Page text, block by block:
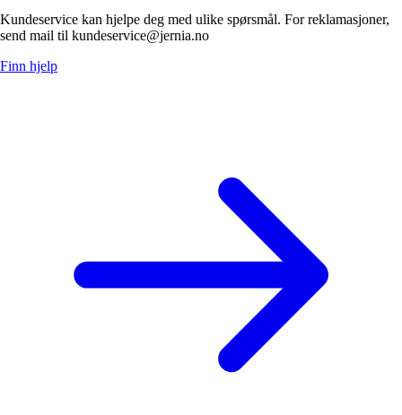
Kundeservice kan hjelpe deg med ulike spørsmål. For reklamasjoner,
send mail til kundeservice@jernia.no
Finn hjelp